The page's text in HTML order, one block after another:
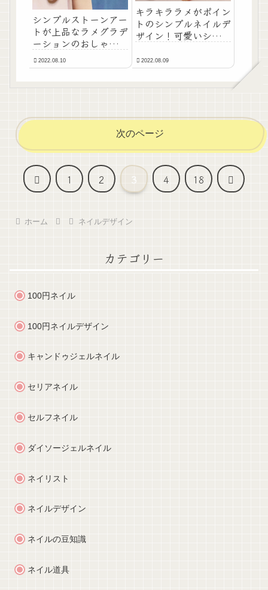
シンプルストーンアー
トが上品なラメグラデ
ーションのおしゃれな
ネイルデザイン！シン
プルネイルデザインを
2022.08.10
キラキララメがポイン
トのシンプルネイルデ
ザイン！可愛いシンプ
り方を紹介します！
2022.08.09
次のページ
前
1 2 3 4 18
次
ホーム ネイルデザイン
カテゴリー
100円ネイル
100円ネイルデザイン
キャンドゥジェルネイル
セリアネイル
セルフネイル
ダイソージェルネイル
ネイリスト
ネイルデザイン
ネイルの豆知識
ネイル道具